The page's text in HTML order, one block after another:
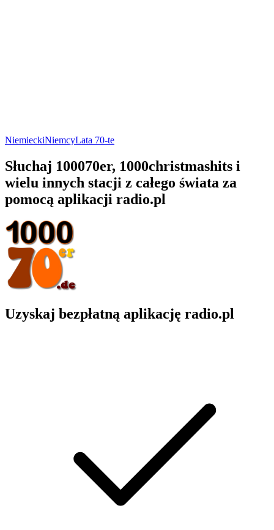
NiemieckiNiemcyLata 70-te
Słuchaj 100070er, 1000christmashits i
wielu innych stacji z całego świata za
pomocą aplikacji radio.pl
Uzyskaj bezpłatną aplikację radio.pl